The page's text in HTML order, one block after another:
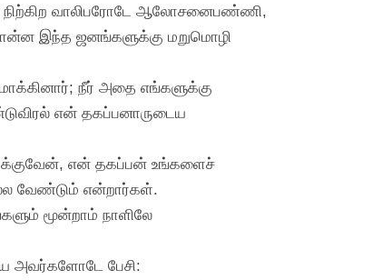
வாலிபரோடே ஆலோசனைபண்ணி,
இந்த ஜனங்களுக்கு மறுமொழி
நீர் அதை எங்களுக்கு
என் தகப்பனாருடைய
என் தகப்பன் உங்களைச்
வேண்டும் என்றார்கள்.
மூன்றாம் நாளிலே
அவர்களோடே பேசி: